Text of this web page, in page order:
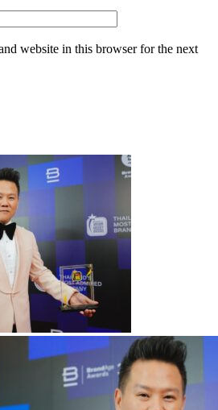
website in this browser for the next